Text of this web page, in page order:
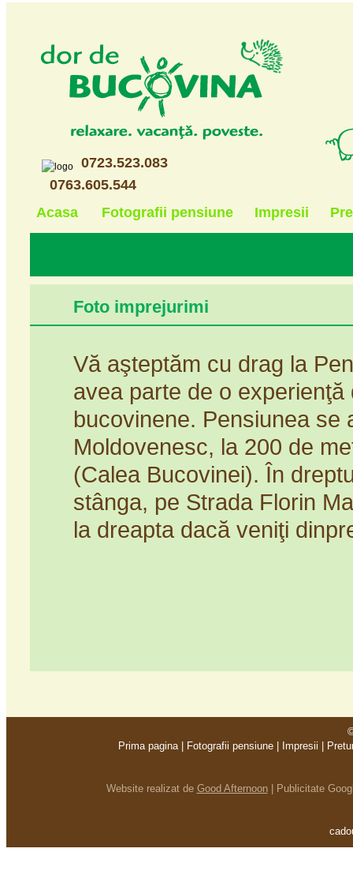
0723.523.083
0763.605.544
Acasa
Fotografii pensiune Impresii
Foto imprejurimi
Vă aşteptăm cu drag la
avea parte de o
bucovinene. Pensiunea se
Moldovenesc, la 200 de
(Calea Bucovinei). În
stânga, pe Strada Florin
la dreapta dacă veniţi
Prima pagina | Fotografii pensiune | Impresii |
Website realizat de Good Afternoon| Publicitate